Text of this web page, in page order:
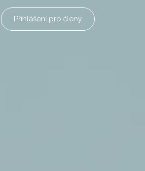
Přihlášení pro členy